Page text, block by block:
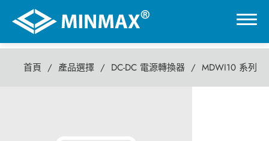
首頁 產品選擇 DC-DC 電源轉換器 MDWI10 系列
0